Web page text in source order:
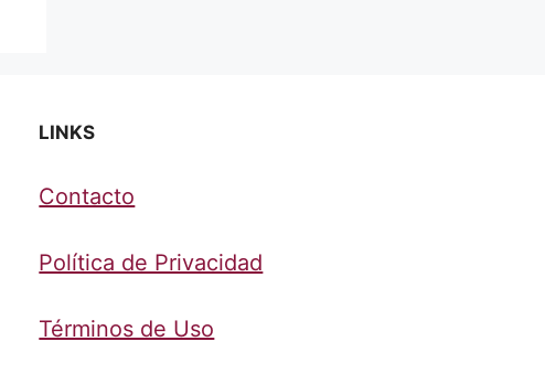
LINKS
Contacto
Política de Privacidad
Términos de Uso